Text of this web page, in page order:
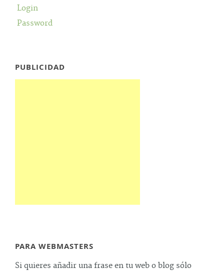
Login
Password
PUBLICIDAD
PARA WEBMASTERS
Si quieres añadir una frase en tu web o blog sólo